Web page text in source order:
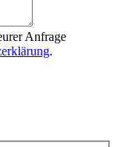
Anfrage
.